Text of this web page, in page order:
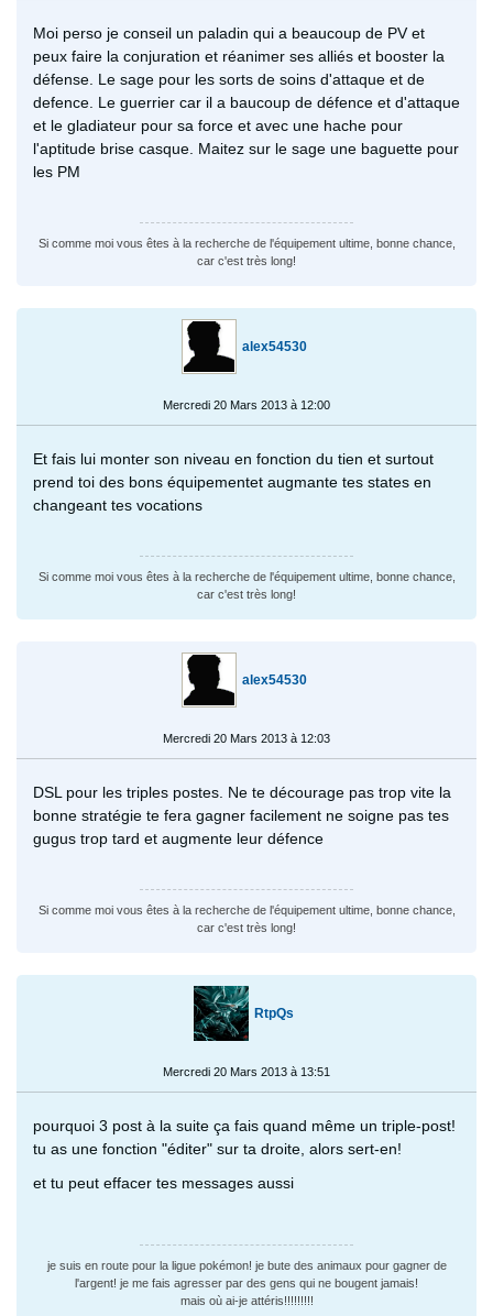
Moi perso je conseil un paladin qui a beaucoup de PV et
peux faire la conjuration et réanimer ses alliés et booster la
défense. Le sage pour les sorts de soins d'attaque et de
defence. Le guerrier car il a baucoup de défence et d'attaque
et le gladiateur pour sa force et avec une hache pour
l'aptitude brise casque. Maitez sur le sage une baguette pour
les PM
Si comme moi vous êtes à la recherche de l'équipement ultime, bonne chance,
car c'est très long!
alex54530
Mercredi 20 Mars 2013 à 12:00
Et fais lui monter son niveau en fonction du tien et surtout
prend toi des bons équipementet augmante tes states en
changeant tes vocations
Si comme moi vous êtes à la recherche de l'équipement ultime, bonne chance,
car c'est très long!
alex54530
Mercredi 20 Mars 2013 à 12:03
DSL pour les triples postes. Ne te décourage pas trop vite la
bonne stratégie te fera gagner facilement ne soigne pas tes
gugus trop tard et augmente leur défence
Si comme moi vous êtes à la recherche de l'équipement ultime, bonne chance,
car c'est très long!
RtpQs
Mercredi 20 Mars 2013 à 13:51
pourquoi 3 post à la suite ça fais quand même un triple-post!
tu as une fonction "éditer" sur ta droite, alors sert-en!
et tu peut effacer tes messages aussi
je suis en route pour la ligue pokémon! je bute des animaux pour gagner de
l'argent! je me fais agresser par des gens qui ne bougent jamais!
mais où ai-je attéris!!!!!!!!!